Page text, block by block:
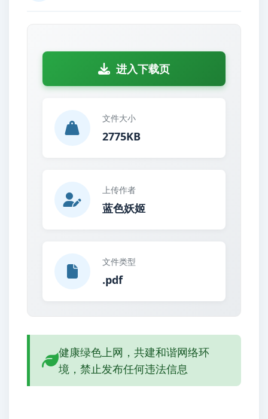
进入下载页
文件大小
2775KB
上传作者
蓝色妖姬
文件类型
.pdf
健康绿色上网，共建和谐网络环
境，禁止发布任何违法信息